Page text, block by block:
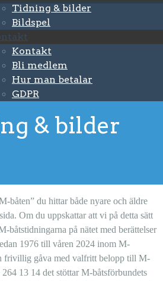
Tidning & bilder
Bildspel
Kontakt
Bli medlem
Hur man betalar
GDPR
& bilder
båten” du hittar både nyare och äldre
Om du uppskattar att vi på detta sätt
båtstidningarna på nätet med berättelser
1976 till våren 2024 inom M-
frivillig gåva med valfritt belopp till M-
13 14 det stöttar M-båtsförbundets